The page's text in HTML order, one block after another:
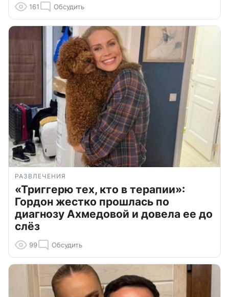
161 Обсудить
РАЗВЛЕЧЕНИЯ
«Триггерю тех, кто в терапии»:
Гордон жестко прошлась по
диагнозу Ахмедовой и довела ее до
слёз
99 Обсудить